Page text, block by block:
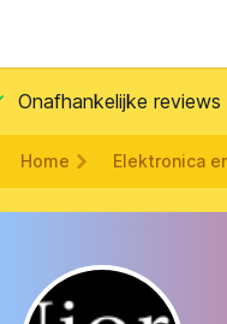
Onafhankelijke reviews
Home Elektronica